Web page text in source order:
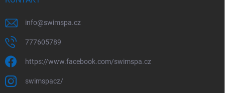
info@swimspa.cz
777605789
https://www.facebook.com/swimspa.cz
swimspacz/